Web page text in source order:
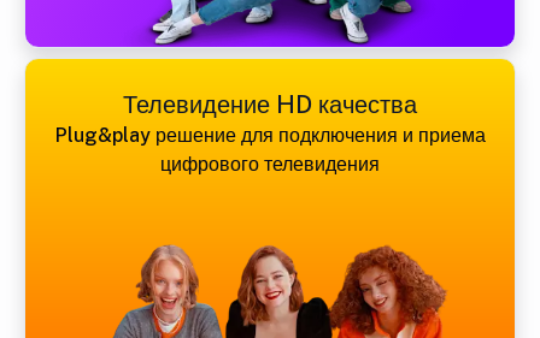
Телевидение HD качества
Plug&play решение для подключения и приема
цифрового телевидения